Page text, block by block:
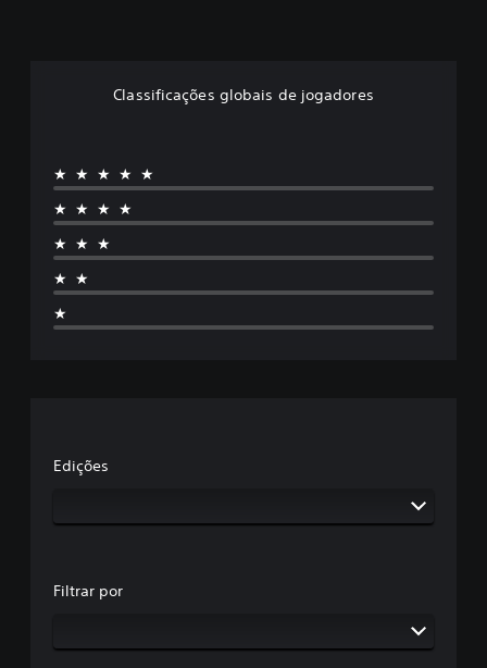
Classificações globais de jogadores
★★★★★
★★★★
★★★
★★
★
Edições
Filtrar por